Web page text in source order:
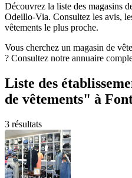
Découvrez la liste des magasins
Odeillo-Via. Consultez les avis,
vêtements le plus proche.
Vous cherchez un magasin de
? Consultez notre annuaire
Liste des
de vêtements" à
3 résultats